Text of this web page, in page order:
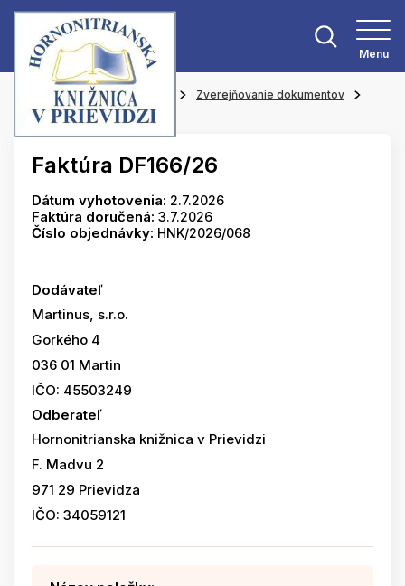
Menu
Hlavná stránka O knižnici
Zverejňovanie dokumentov
Faktúry
Faktúra DF166/26
Dátum vyhotovenia: 2.7.2026
Faktúra doručená: 3.7.2026
Číslo objednávky: HNK/2026/068
Dodávateľ
Martinus, s.r.o.
Gorkého 4
036 01 Martin
IČO: 45503249
Odberateľ
Hornonitrianska knižnica v Prievidzi
F. Madvu 2
971 29 Prievidza
IČO: 34059121